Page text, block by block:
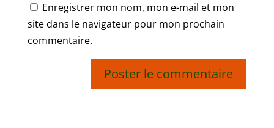
Enregistrer mon nom, mon e-mail et mon
site dans le navigateur pour mon prochain
commentaire.